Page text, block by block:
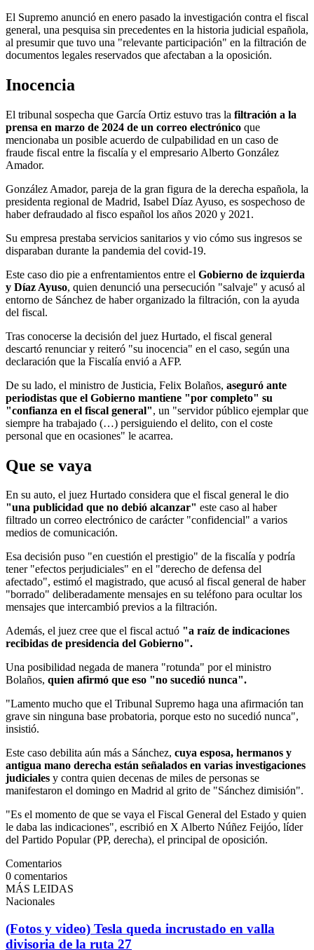
El Supremo anunció en enero pasado la investigación contra el fiscal
general, una pesquisa sin precedentes en la historia judicial española,
al presumir que tuvo una "relevante participación" en la filtración de
documentos legales reservados que afectaban a la oposición.
Inocencia
El tribunal sospecha que García Ortiz estuvo tras la filtración a la
prensa en marzo de 2024 de un correo electrónico que
mencionaba un posible acuerdo de culpabilidad en un caso de
fraude fiscal entre la fiscalía y el empresario Alberto González
Amador.
González Amador, pareja de la gran figura de la derecha española, la
presidenta regional de Madrid, Isabel Díaz Ayuso, es sospechoso de
haber defraudado al fisco español los años 2020 y 2021.
Su empresa prestaba servicios sanitarios y vio cómo sus ingresos se
disparaban durante la pandemia del covid-19.
Este caso dio pie a enfrentamientos entre el Gobierno de izquierda
y Díaz Ayuso, quien denunció una persecución "salvaje" y acusó al
entorno de Sánchez de haber organizado la filtración, con la ayuda
del fiscal.
Tras conocerse la decisión del juez Hurtado, el fiscal general
descartó renunciar y reiteró "su inocencia" en el caso, según una
declaración que la Fiscalía envió a AFP.
De su lado, el ministro de Justicia, Felix Bolaños, aseguró ante
periodistas que el Gobierno mantiene "por completo" su
"confianza en el fiscal general", un "servidor público ejemplar que
siempre ha trabajado (…) persiguiendo el delito, con el coste
personal que en ocasiones" le acarrea.
Que se vaya
En su auto, el juez Hurtado considera que el fiscal general le dio
"una publicidad que no debió alcanzar" este caso al haber
filtrado un correo electrónico de carácter "confidencial" a varios
medios de comunicación.
Esa decisión puso "en cuestión el prestigio" de la fiscalía y podría
tener "efectos perjudiciales" en el "derecho de defensa del
afectado", estimó el magistrado, que acusó al fiscal general de haber
"borrado" deliberadamente mensajes en su teléfono para ocultar los
mensajes que intercambió previos a la filtración.
Además, el juez cree que el fiscal actuó "a raíz de indicaciones
recibidas de presidencia del Gobierno".
Una posibilidad negada de manera "rotunda" por el ministro
Bolaños, quien afirmó que eso "no sucedió nunca".
"Lamento mucho que el Tribunal Supremo haga una afirmación tan
grave sin ninguna base probatoria, porque esto no sucedió nunca",
insistió.
Este caso debilita aún más a Sánchez, cuya esposa, hermanos y
antigua mano derecha están señalados en varias investigaciones
judiciales y contra quien decenas de miles de personas se
manifestaron el domingo en Madrid al grito de "Sánchez dimisión".
"Es el momento de que se vaya el Fiscal General del Estado y quien
le daba las indicaciones", escribió en X Alberto Núñez Feijóo, líder
del Partido Popular (PP, derecha), el principal de oposición.
Comentarios
0 comentarios
MÁS LEIDAS
Nacionales
(Fotos y video) Tesla queda incrustado en valla
divisoria de la ruta 27